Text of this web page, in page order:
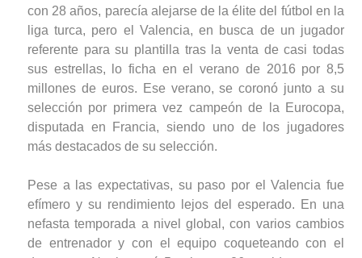
con 28 años, parecía alejarse de la élite del fútbol en la
liga turca, pero el Valencia, en busca de un jugador
referente para su plantilla tras la venta de casi todas
sus estrellas, lo ficha en el verano de 2016 por 8,5
millones de euros. Ese verano, se coronó junto a su
selección por primera vez campeón de la Eurocopa,
disputada en Francia, siendo uno de los jugadores
más destacados de su selección.
Pese a las expectativas, su paso por el Valencia fue
efímero y su rendimiento lejos del esperado. En una
nefasta temporada a nivel global, con varios cambios
de entrenador y con el equipo coqueteando con el